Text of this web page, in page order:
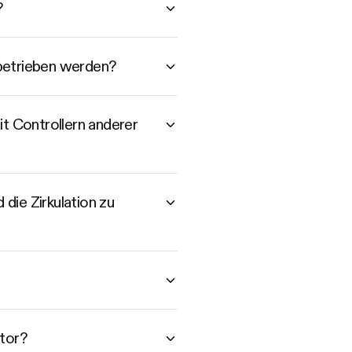
werden?
Controllern anderer
die Zirkulation zu